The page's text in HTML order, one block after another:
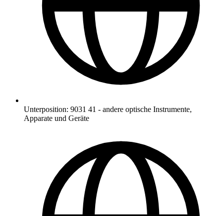
Unterposition: 9031 41 - andere optische Instrumente,
Apparate und Geräte